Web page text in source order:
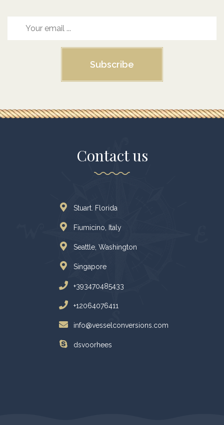
Subscribe
Contact us
Stuart. Florida
Fiumicino, Italy
Seattle, Washington
Singapore
+393470485433
+12064076411
info@vesselconversions.com
dsvoorhees